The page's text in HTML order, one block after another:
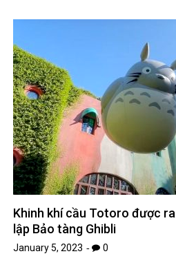
Khinh khí cầu Totoro được
lập Bảo tàng Ghibli
January 5, 2023 0